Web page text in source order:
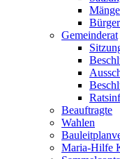
Gemeinderat
Beauftragte
Wahlen
Maria-Hilfe